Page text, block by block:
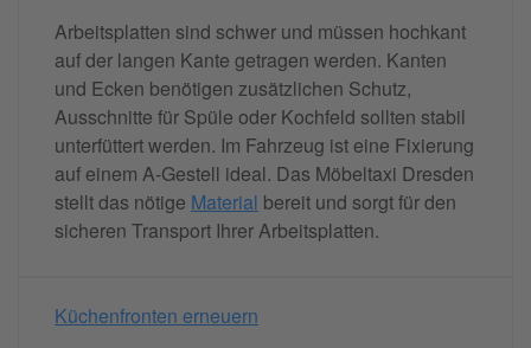
Arbeitsplatten sind schwer und müssen hochkant
auf der langen Kante getragen werden. Kanten
und Ecken benötigen zusätzlichen Schutz,
Ausschnitte für Spüle oder Kochfeld sollten stabil
unterfüttert werden. Im Fahrzeug ist eine Fixierung
auf einem A-Gestell ideal. Das Möbeltaxi Dresden
stellt das nötige Material bereit und sorgt für den
sicheren Transport Ihrer Arbeitsplatten.
Küchenfronten erneuern